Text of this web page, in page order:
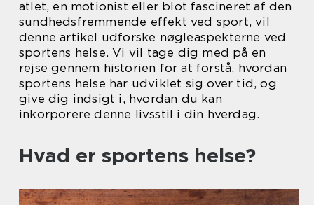
atlet, en motionist eller blot fascineret af den
sundhedsfremmende effekt ved sport, vil
denne artikel udforske nøgleaspekterne ved
sportens helse. Vi vil tage dig med på en
rejse gennem historien for at forstå, hvordan
sportens helse har udviklet sig over tid, og
give dig indsigt i, hvordan du kan
inkorporere denne livsstil i din hverdag.
Hvad er sportens helse?